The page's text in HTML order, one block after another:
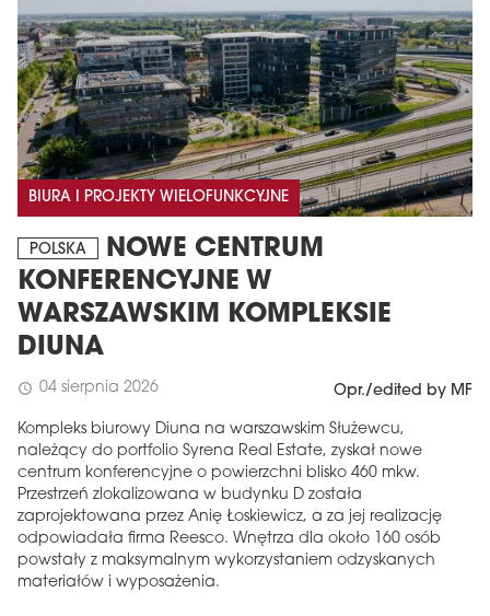
BIURA I PROJEKTY WIELOFUNKCYJNE
POLSKA
NOWE CENTRUM
KONFERENCYJNE W
WARSZAWSKIM KOMPLEKSIE
DIUNA
schedule 04 sierpnia 2026 Opr./edited by MF
Kompleks biurowy Diuna na warszawskim Służewcu,
należący do portfolio Syrena Real Estate, zyskał nowe
centrum konferencyjne o powierzchni blisko 460 mkw.
Przestrzeń zlokalizowana w budynku D została
zaprojektowana przez Anię Łoskiewicz, a za jej realizację
odpowiadała firma Reesco. Wnętrza dla około 160 osób
powstały z maksymalnym wykorzystaniem odzyskanych
materiałów i wyposażenia.